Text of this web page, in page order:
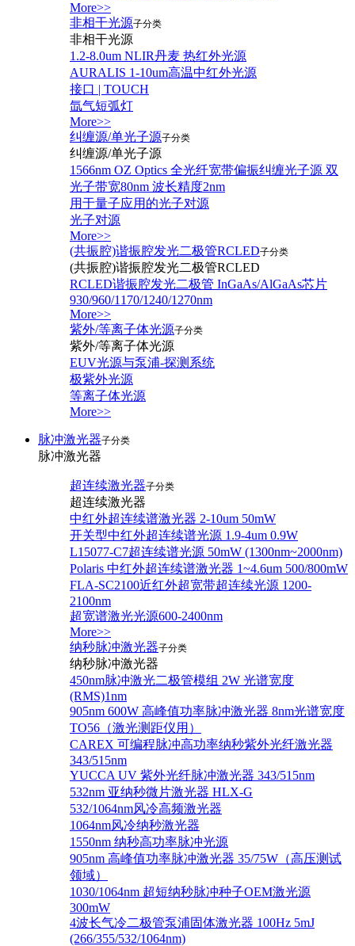
More>>
非相干光源子分类
非相干光源
1.2-8.0um NLIR丹麦 热红外光源
AURALIS 1-10um高温中红外光源
接口 | TOUCH
氙气短弧灯
More>>
纠缠源/单光子源子分类
纠缠源/单光子源
1566nm OZ Optics 全光纤宽带偏振纠缠光子源 双
光子带宽80nm 波长精度2nm
用于量子应用的光子对源
光子对源
More>>
(共振腔)谐振腔发光二极管RCLED子分类
(共振腔)谐振腔发光二极管RCLED
RCLED谐振腔发光二极管 InGaAs/AlGaAs芯片
930/960/1170/1240/1270nm
More>>
紫外/等离子体光源子分类
紫外/等离子体光源
EUV光源与泵浦-探测系统
极紫外光源
等离子体光源
More>>
脉冲激光器子分类
脉冲激光器
超连续激光器子分类
超连续激光器
中红外超连续谱激光器 2-10um 50mW
开关型中红外超连续谱光源 1.9-4um 0.9W
L15077-C7超连续谱光源 50mW (1300nm~2000nm)
Polaris 中红外超连续谱激光器 1~4.6um 500/800mW
FLA-SC2100近红外超宽带超连续光源 1200-
2100nm
超宽谱激光光源600-2400nm
More>>
纳秒脉冲激光器子分类
纳秒脉冲激光器
450nm脉冲激光二极管模组 2W 光谱宽度
(RMS)1nm
905nm 600W 高峰值功率脉冲激光器 8nm光谱宽度
TO56（激光测距仪用）
CAREX 可编程脉冲高功率纳秒紫外光纤激光器
343/515nm
YUCCA UV 紫外光纤脉冲激光器 343/515nm
532nm 亚纳秒微片激光器 HLX-G
532/1064nm风冷高频激光器
1064nm风冷纳秒激光器
1550nm 纳秒高功率脉冲光源
905nm 高峰值功率脉冲激光器 35/75W（高压测试
领域）
1030/1064nm 超短纳秒脉冲种子OEM激光源
300mW
4波长气冷二极管泵浦固体激光器 100Hz 5mJ
(266/355/532/1064nm)